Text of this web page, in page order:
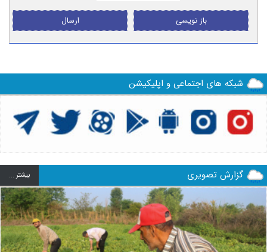
ارسال باز نویسی
شبکه های اجتماعی و اپلیکیشن
گزارش تصویری بيشتر ...